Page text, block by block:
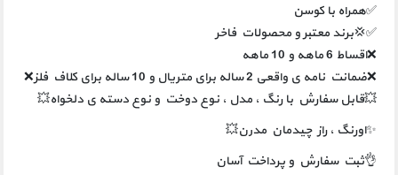
✅همراه با کوسن
✅💢برند معتبر و محصولات فاخر
❌اقساط 6 ماهه و 10 ماهه
❌ضمانت نامه ی واقعی 2 ساله برای متریال و 10 ساله برای کلاف فلز❌
💥قابل سفارش با رنگ ، مدل ، نوع دوخت و نوع دسته ی دلخواه💥
✨اورنگ ، راز چیدمان مدرن💥
👌ثبت سفارش و پرداخت آسان